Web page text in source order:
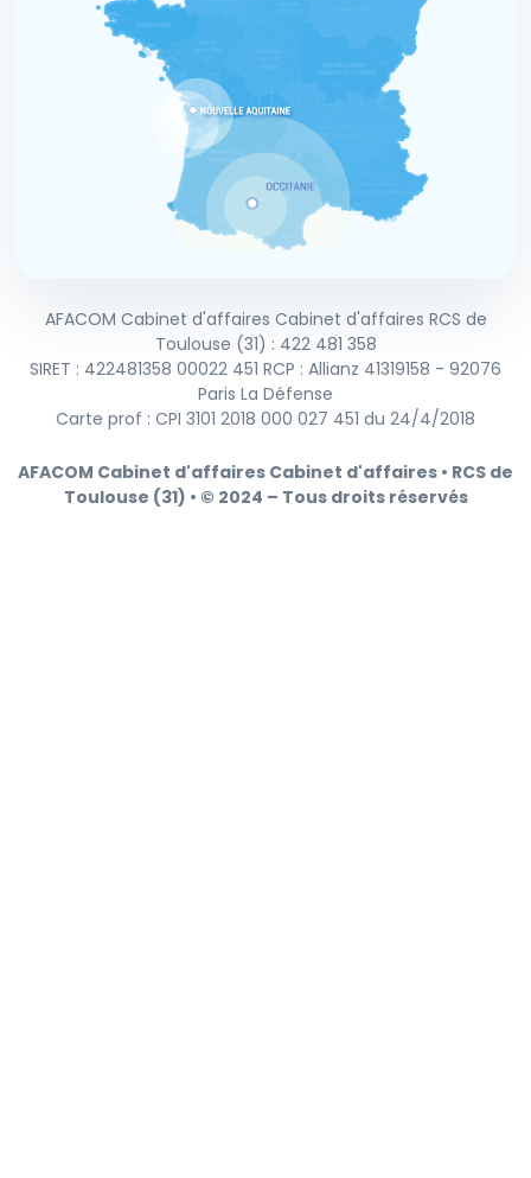
AFACOM Cabinet d'affaires Cabinet d'affaires RCS de
Toulouse (31) : 422 481 358
SIRET : 422481358 00022 451 RCP : Allianz 41319158 - 92076
Paris La Défense
Carte prof : CPI 3101 2018 000 027 451 du 24/4/2018
AFACOM Cabinet d'affaires Cabinet d'affaires • RCS de
Toulouse (31) • © 2024 – Tous droits réservés